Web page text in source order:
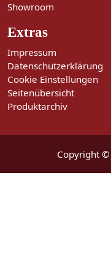
Showroom
Extras
Impressum
Datenschutzerklärung
Cookie Einstellungen
Seitenübersicht
Produktarchiv
Copyright